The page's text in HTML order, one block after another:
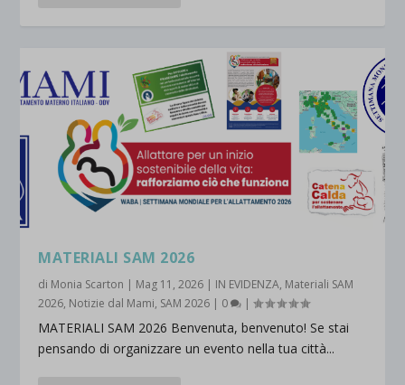
MATERIALI SAM 2026
di Monia Scarton | Mag 11, 2026 | IN EVIDENZA, Materiali SAM
2026, Notizie dal Mami, SAM 2026 | 0 |
MATERIALI SAM 2026 Benvenuta, benvenuto! Se stai
pensando di organizzare un evento nella tua città...